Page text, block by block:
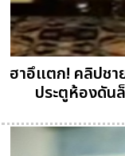
ฮาอึแตก! คลิปชา
ประตูห้องดัน